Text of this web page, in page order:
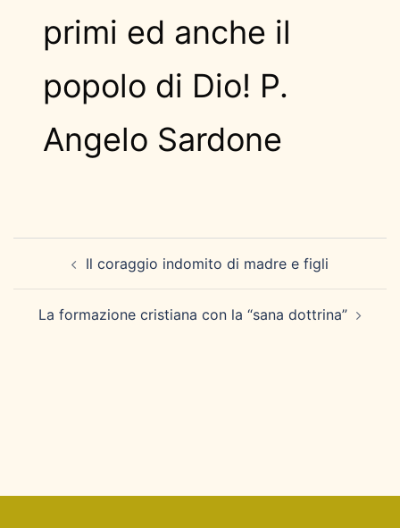
primi ed anche il
popolo di Dio! P.
Angelo Sardone
articoloIl coraggio indomito di madre e figli
La formazione cristiana con la “sana dottrina”